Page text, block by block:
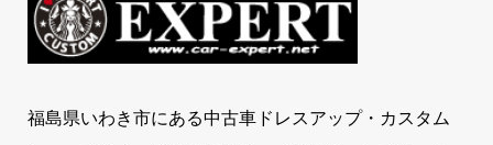
福島県いわき市にある中古車ドレスアップ・カスタム